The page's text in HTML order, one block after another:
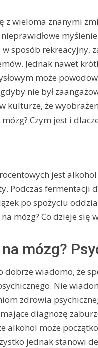
z wieloma znanymi
sposób rekreacyjny,
Jednak nawet
może
nie był
kulturze, że
Czym jest i
jest
Podczas fermentacji
po spożyciu
mózg? Co dzieje się
mózg?
dobrze wiadomo, że
Nie
zdrowia
diagnozę
alkohol może
jednak stanowi